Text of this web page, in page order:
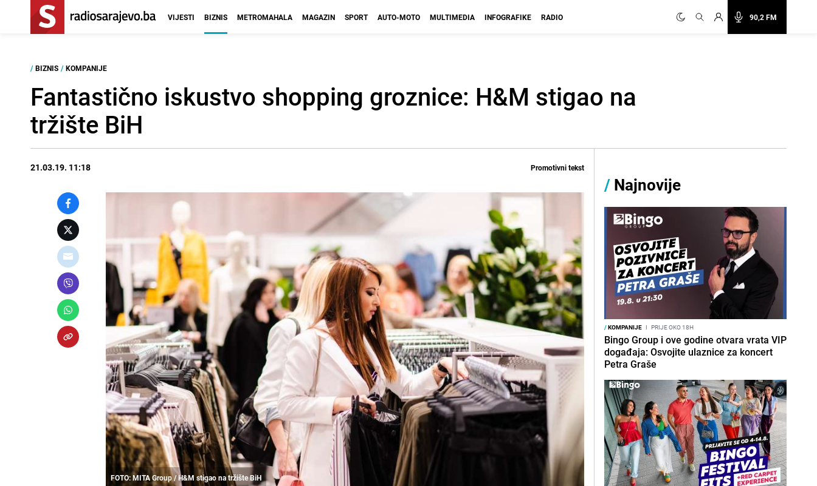
90,2 FM
VIJESTI BIZNIS METROMAHALA MAGAZIN SPORT AUTO-MOTO MULTIMEDIA INFOGRAFIKE RADIO
/ BIZNIS / KOMPANIJE
Fantastično iskustvo shopping groznice: H&M stigao na
tržište BiH
21.03.19. 11:18 Promotivni tekst
FOTO: MITA Group / H&M stigao na tržište BiH
/ Najnovije
/KOMPANIJE I PRIJE OKO 18H
Bingo Group i ove godine otvara vrata VIP
događaja: Osvojite ulaznice za koncert
Petra Graše